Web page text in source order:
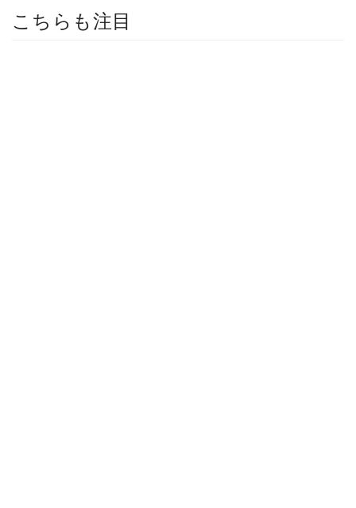
こちらも注目